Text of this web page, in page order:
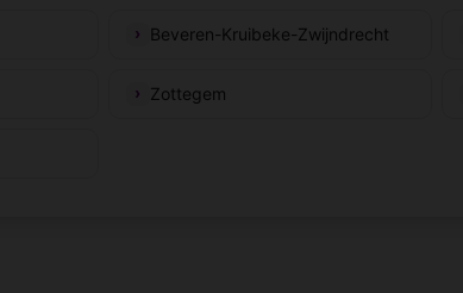
Beveren-Kruibeke-Zwijndrecht
Zottegem